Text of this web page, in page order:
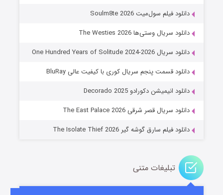
عملیات آپارتمان
قسمت۲ (زیرنویس) منتشر شد
دانلود فیلم سول‌میت Soulm8te 2026
دانلود سریال وستی‌ها The Westies 2026
دانلود سریال One Hundred Years of Solitude 2024-2026
دانلود قسمت پنجم سریال کوری با کیفیت عالی BluRay
دانلود انیمیشن دکورادو Decorado 2025
دانلود سریال قصر شرقی The East Palace 2026
دانلود فیلم سارق گوشه گیر The Isolate Thief 2026
تبلیغات متنی